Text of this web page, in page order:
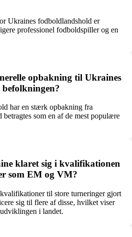
Ukraines fodboldlandshold er
professionel fodboldspiller og en
opbakning til Ukraines
har en stærk opbakning fra
som en af de mest populære
klaret sig i kvalifikationen
som EM og VM?
til store turneringer gjort
sig til flere af disse, hvilket viser
i landet.